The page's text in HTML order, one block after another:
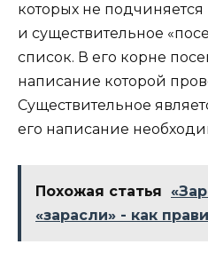
которых не
и существительное
список. В его корне
написание которой
Существительное
его написание
Похожая статья
«зарасли» - как